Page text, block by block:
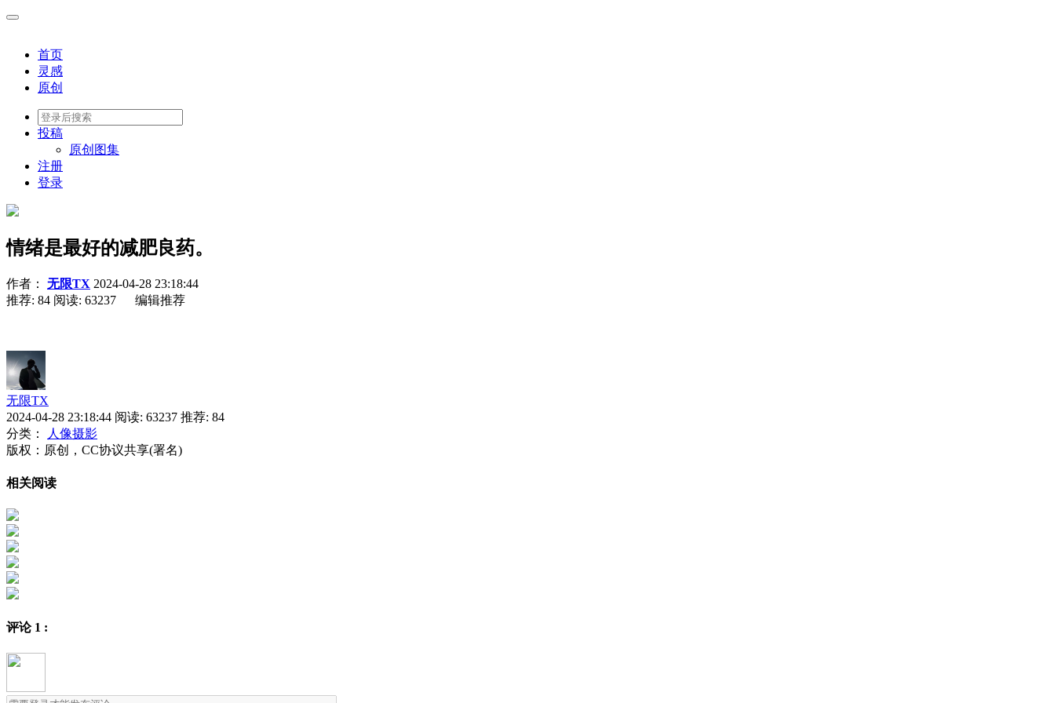
首页
灵感
原创
投稿
原创图集
注册
登录
情绪是最好的减肥良药。
作者： 无限TX 2024-04-28 23:18:44
推荐: 84 阅读: 63237 编辑推荐
无限TX
2024-04-28 23:18:44 阅读: 63237 推荐: 84
分类：
人像摄影
版权：原创，CC协议共享(署名)
相关阅读
评论 1 :